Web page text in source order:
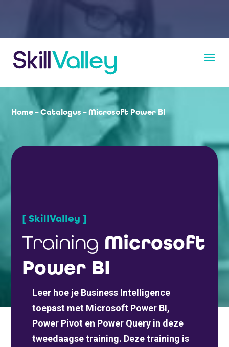
Home –Catalogus –Microsoft Power BI
[ SkillValley ]
Training Microsoft
Power BI
Leer hoe je Business Intelligence
toepast met Microsoft Power BI,
Power Pivot en Power Query in deze
tweedaagse training. Deze training is